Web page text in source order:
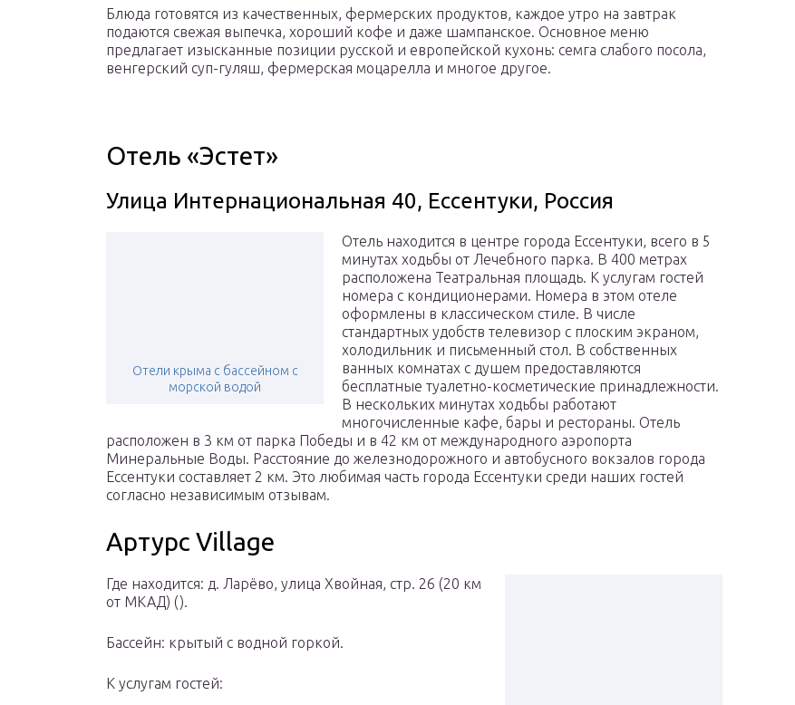
Блюда готовятся из качественных, фермерских продуктов, каждое утро на завтрак
подаются свежая выпечка, хороший кофе и даже шампанское. Основное меню
предлагает изысканные позиции русской и европейской кухонь: семга слабого посола,
венгерский суп-гуляш, фермерская моцарелла и многое другое.
Отель «Эстет»
Улица Интернациональная 40, Ессентуки, Россия
Отели крыма с бассейном с
морской водой
Отель находится в центре города Ессентуки, всего в 5
минутах ходьбы от Лечебного парка. В 400 метрах
расположена Театральная площадь. К услугам гостей
номера с кондиционерами. Номера в этом отеле
оформлены в классическом стиле. В числе
стандартных удобств телевизор с плоским экраном,
холодильник и письменный стол. В собственных
ванных комнатах с душем предоставляются
бесплатные туалетно-косметические принадлежности.
В нескольких минутах ходьбы работают
многочисленные кафе, бары и рестораны. Отель
расположен в 3 км от парка Победы и в 42 км от международного аэропорта
Минеральные Воды. Расстояние до железнодорожного и автобусного вокзалов города
Ессентуки составляет 2 км. Это любимая часть города Ессентуки среди наших гостей
согласно независимым отзывам.
Артурс Village
Где находится: д. Ларёво, улица Хвойная, стр. 26 (20 км
от МКАД) ().
Бассейн: крытый с водной горкой.
К услугам гостей: